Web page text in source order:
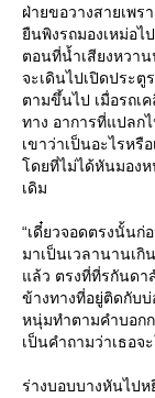
ฝ่ายขอวางสายเพร
ยืนพิงรถมองเหม่อ
ตอนที่น้ำเสียงหวา
จะเดินไปเปิดประ
ตามขึ้นไป เมื่อรถเ
ทาง อาการที่แปลก
เขาว่าเป็นอะไรหรื
โดยที่ไม่ได้หันมอง
เดิม
“เดี๋ยวจอดตรงนั้นก่
มาเป็นเวลานานเ
แล้ว ตรงที่ที่รกันดา
ข้างทางที่อยู่ติดกับ
หนุ่มทำตามคำบอก
เป็นคำถามว่าเธอจ
ร่างบอบบางหันไปห